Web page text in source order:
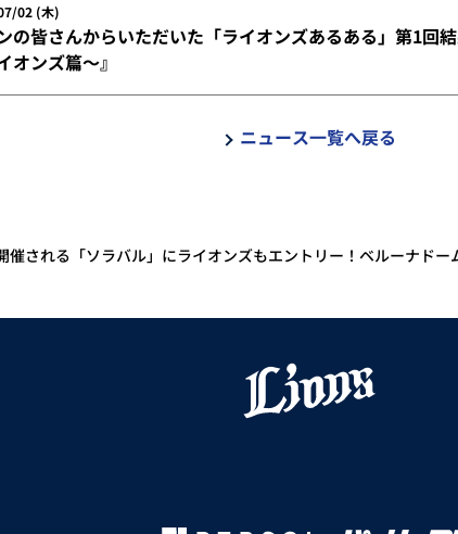
02 (木)
の皆さんからいただいた「ライオンズあるある」第1回
オンズ篇～』
ニュース一覧へ戻る
される「ソラバル」にライオンズもエントリー！ベルーナドー